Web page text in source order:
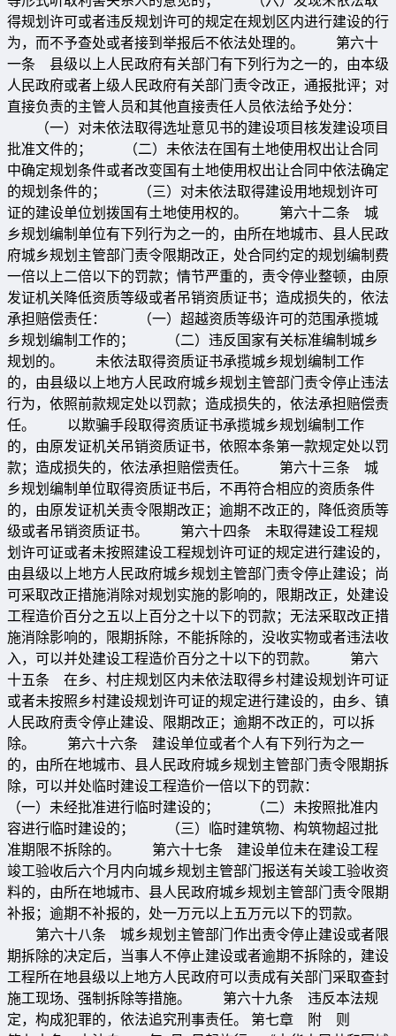
得规划许可或者违反规划许可的规定在规划区内进行建设的行
为，而不予查处或者接到举报后不依法处理的。 第六十
一条 县级以上人民政府有关部门有下列行为之一的，由本级
人民政府或者上级人民政府有关部门责令改正，通报批评；对
直接负责的主管人员和其他直接责任人员依法给予处分：
（一）对未依法取得选址意见书的建设项目核发建设项目
批准文件的； （二）未依法在国有土地使用权出让合同
中确定规划条件或者改变国有土地使用权出让合同中依法确定
的规划条件的； （三）对未依法取得建设用地规划许可
证的建设单位划拨国有土地使用权的。 第六十二条 城
乡规划编制单位有下列行为之一的，由所在地城市、县人民政
府城乡规划主管部门责令限期改正，处合同约定的规划编制费
一倍以上二倍以下的罚款；情节严重的，责令停业整顿，由原
发证机关降低资质等级或者吊销资质证书；造成损失的，依法
承担赔偿责任： （一）超越资质等级许可的范围承揽城
乡规划编制工作的； （二）违反国家有关标准编制城乡
规划的。 未依法取得资质证书承揽城乡规划编制工作
的，由县级以上地方人民政府城乡规划主管部门责令停止违法
行为，依照前款规定处以罚款；造成损失的，依法承担赔偿责
任。 以欺骗手段取得资质证书承揽城乡规划编制工作
的，由原发证机关吊销资质证书，依照本条第一款规定处以罚
款；造成损失的，依法承担赔偿责任。 第六十三条 城
乡规划编制单位取得资质证书后，不再符合相应的资质条件
的，由原发证机关责令限期改正；逾期不改正的，降低资质等
级或者吊销资质证书。 第六十四条 未取得建设工程规
划许可证或者未按照建设工程规划许可证的规定进行建设的，
由县级以上地方人民政府城乡规划主管部门责令停止建设；尚
可采取改正措施消除对规划实施的影响的，限期改正，处建设
工程造价百分之五以上百分之十以下的罚款；无法采取改正措
施消除影响的，限期拆除，不能拆除的，没收实物或者违法收
入，可以并处建设工程造价百分之十以下的罚款。 第六
十五条 在乡、村庄规划区内未依法取得乡村建设规划许可证
或者未按照乡村建设规划许可证的规定进行建设的，由乡、镇
人民政府责令停止建设、限期改正；逾期不改正的，可以拆
除。 第六十六条 建设单位或者个人有下列行为之一
的，由所在地城市、县人民政府城乡规划主管部门责令限期拆
除，可以并处临时建设工程造价一倍以下的罚款：
（一）未经批准进行临时建设的； （二）未按照批准内
容进行临时建设的； （三）临时建筑物、构筑物超过批
准期限不拆除的。 第六十七条 建设单位未在建设工程
竣工验收后六个月内向城乡规划主管部门报送有关竣工验收资
料的，由所在地城市、县人民政府城乡规划主管部门责令限期
补报；逾期不补报的，处一万元以上五万元以下的罚款。
第六十八条 城乡规划主管部门作出责令停止建设或者限
期拆除的决定后，当事人不停止建设或者逾期不拆除的，建设
工程所在地县级以上地方人民政府可以责成有关部门采取查封
施工现场、强制拆除等措施。 第六十九条 违反本法规
定，构成犯罪的，依法追究刑事责任。 第七章 附 则